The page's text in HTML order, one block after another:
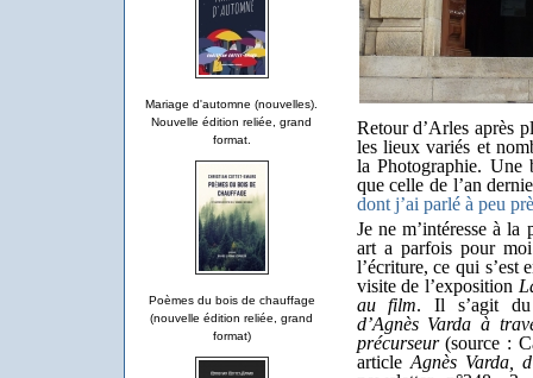
Mariage d'automne (nouvelles).
Nouvelle édition reliée, grand
format.
Poèmes du bois de chauffage
(nouvelle édition reliée, grand
format)
Retour d’Arles après
les lieux variés et
la Photographie. Une
que celle de l’an
dont j’ai parlé à peu
Je ne m’intéresse à la
art a parfois pour
l’écriture, ce qui s’est
visite de l’exposition
au film. Il s’agit
d’Agnès Varda à
précurseur(source :
article Agnès Varda,